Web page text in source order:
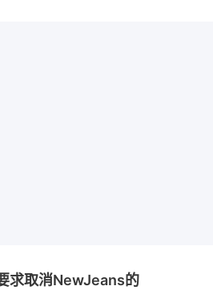
求取消NewJeans的